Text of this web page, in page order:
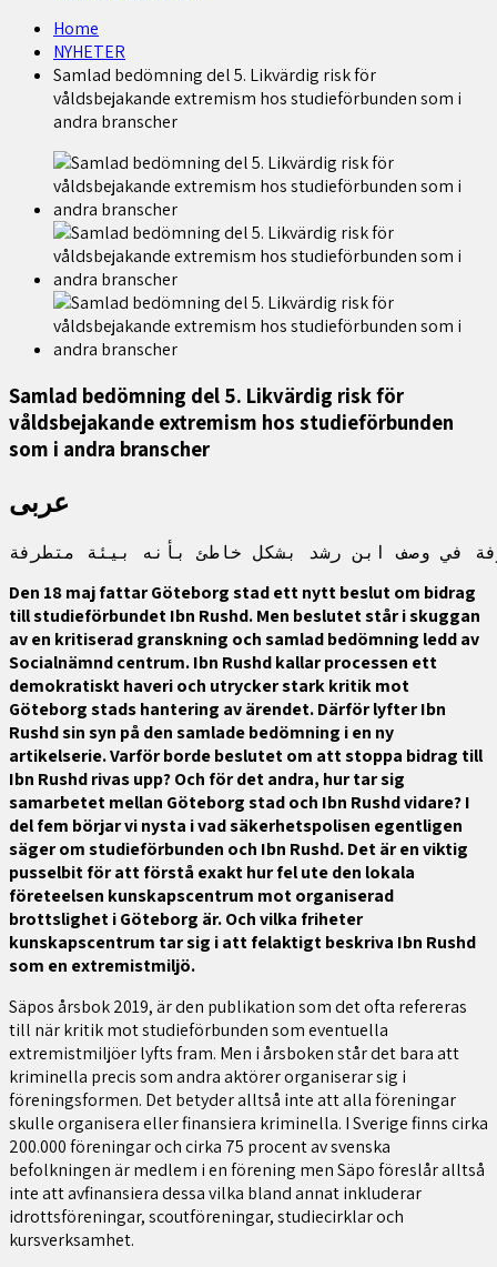
Home
NYHETER
Samlad bedömning del 5. Likvärdig risk för
våldsbejakande extremism hos studieförbunden som i
andra branscher
Samlad bedömning del 5. Likvärdig risk för
våldsbejakande extremism hos studieförbunden
som i andra branscher
عربى
Den 18 maj fattar Göteborg stad ett nytt beslut om bidrag
till studieförbundet Ibn Rushd. Men beslutet står i skuggan
av en kritiserad granskning och samlad bedömning ledd av
Socialnämnd centrum. Ibn Rushd kallar processen ett
demokratiskt haveri och utrycker stark kritik mot
Göteborg stads hantering av ärendet. Därför lyfter Ibn
Rushd sin syn på den samlade bedömning i en ny
artikelserie. Varför borde beslutet om att stoppa bidrag till
Ibn Rushd rivas upp? Och för det andra, hur tar sig
samarbetet mellan Göteborg stad och Ibn Rushd vidare? I
del fem börjar vi nysta i vad säkerhetspolisen egentligen
säger om studieförbunden och Ibn Rushd. Det är en viktig
pusselbit för att förstå exakt hur fel ute den lokala
företeelsen kunskapscentrum mot organiserad
brottslighet i Göteborg är. Och vilka friheter
kunskapscentrum tar sig i att felaktigt beskriva Ibn Rushd
som en extremistmiljö.
Säpos årsbok 2019, är den publikation som det ofta refereras
till när kritik mot studieförbunden som eventuella
extremistmiljöer lyfts fram. Men i årsboken står det bara att
kriminella precis som andra aktörer organiserar sig i
föreningsformen. Det betyder alltså inte att alla föreningar
skulle organisera eller finansiera kriminella. I Sverige finns cirka
200.000 föreningar och cirka 75 procent av svenska
befolkningen är medlem i en förening men Säpo föreslår alltså
inte att avfinansiera dessa vilka bland annat inkluderar
idrottsföreningar, scoutföreningar, studiecirklar och
kursverksamhet.